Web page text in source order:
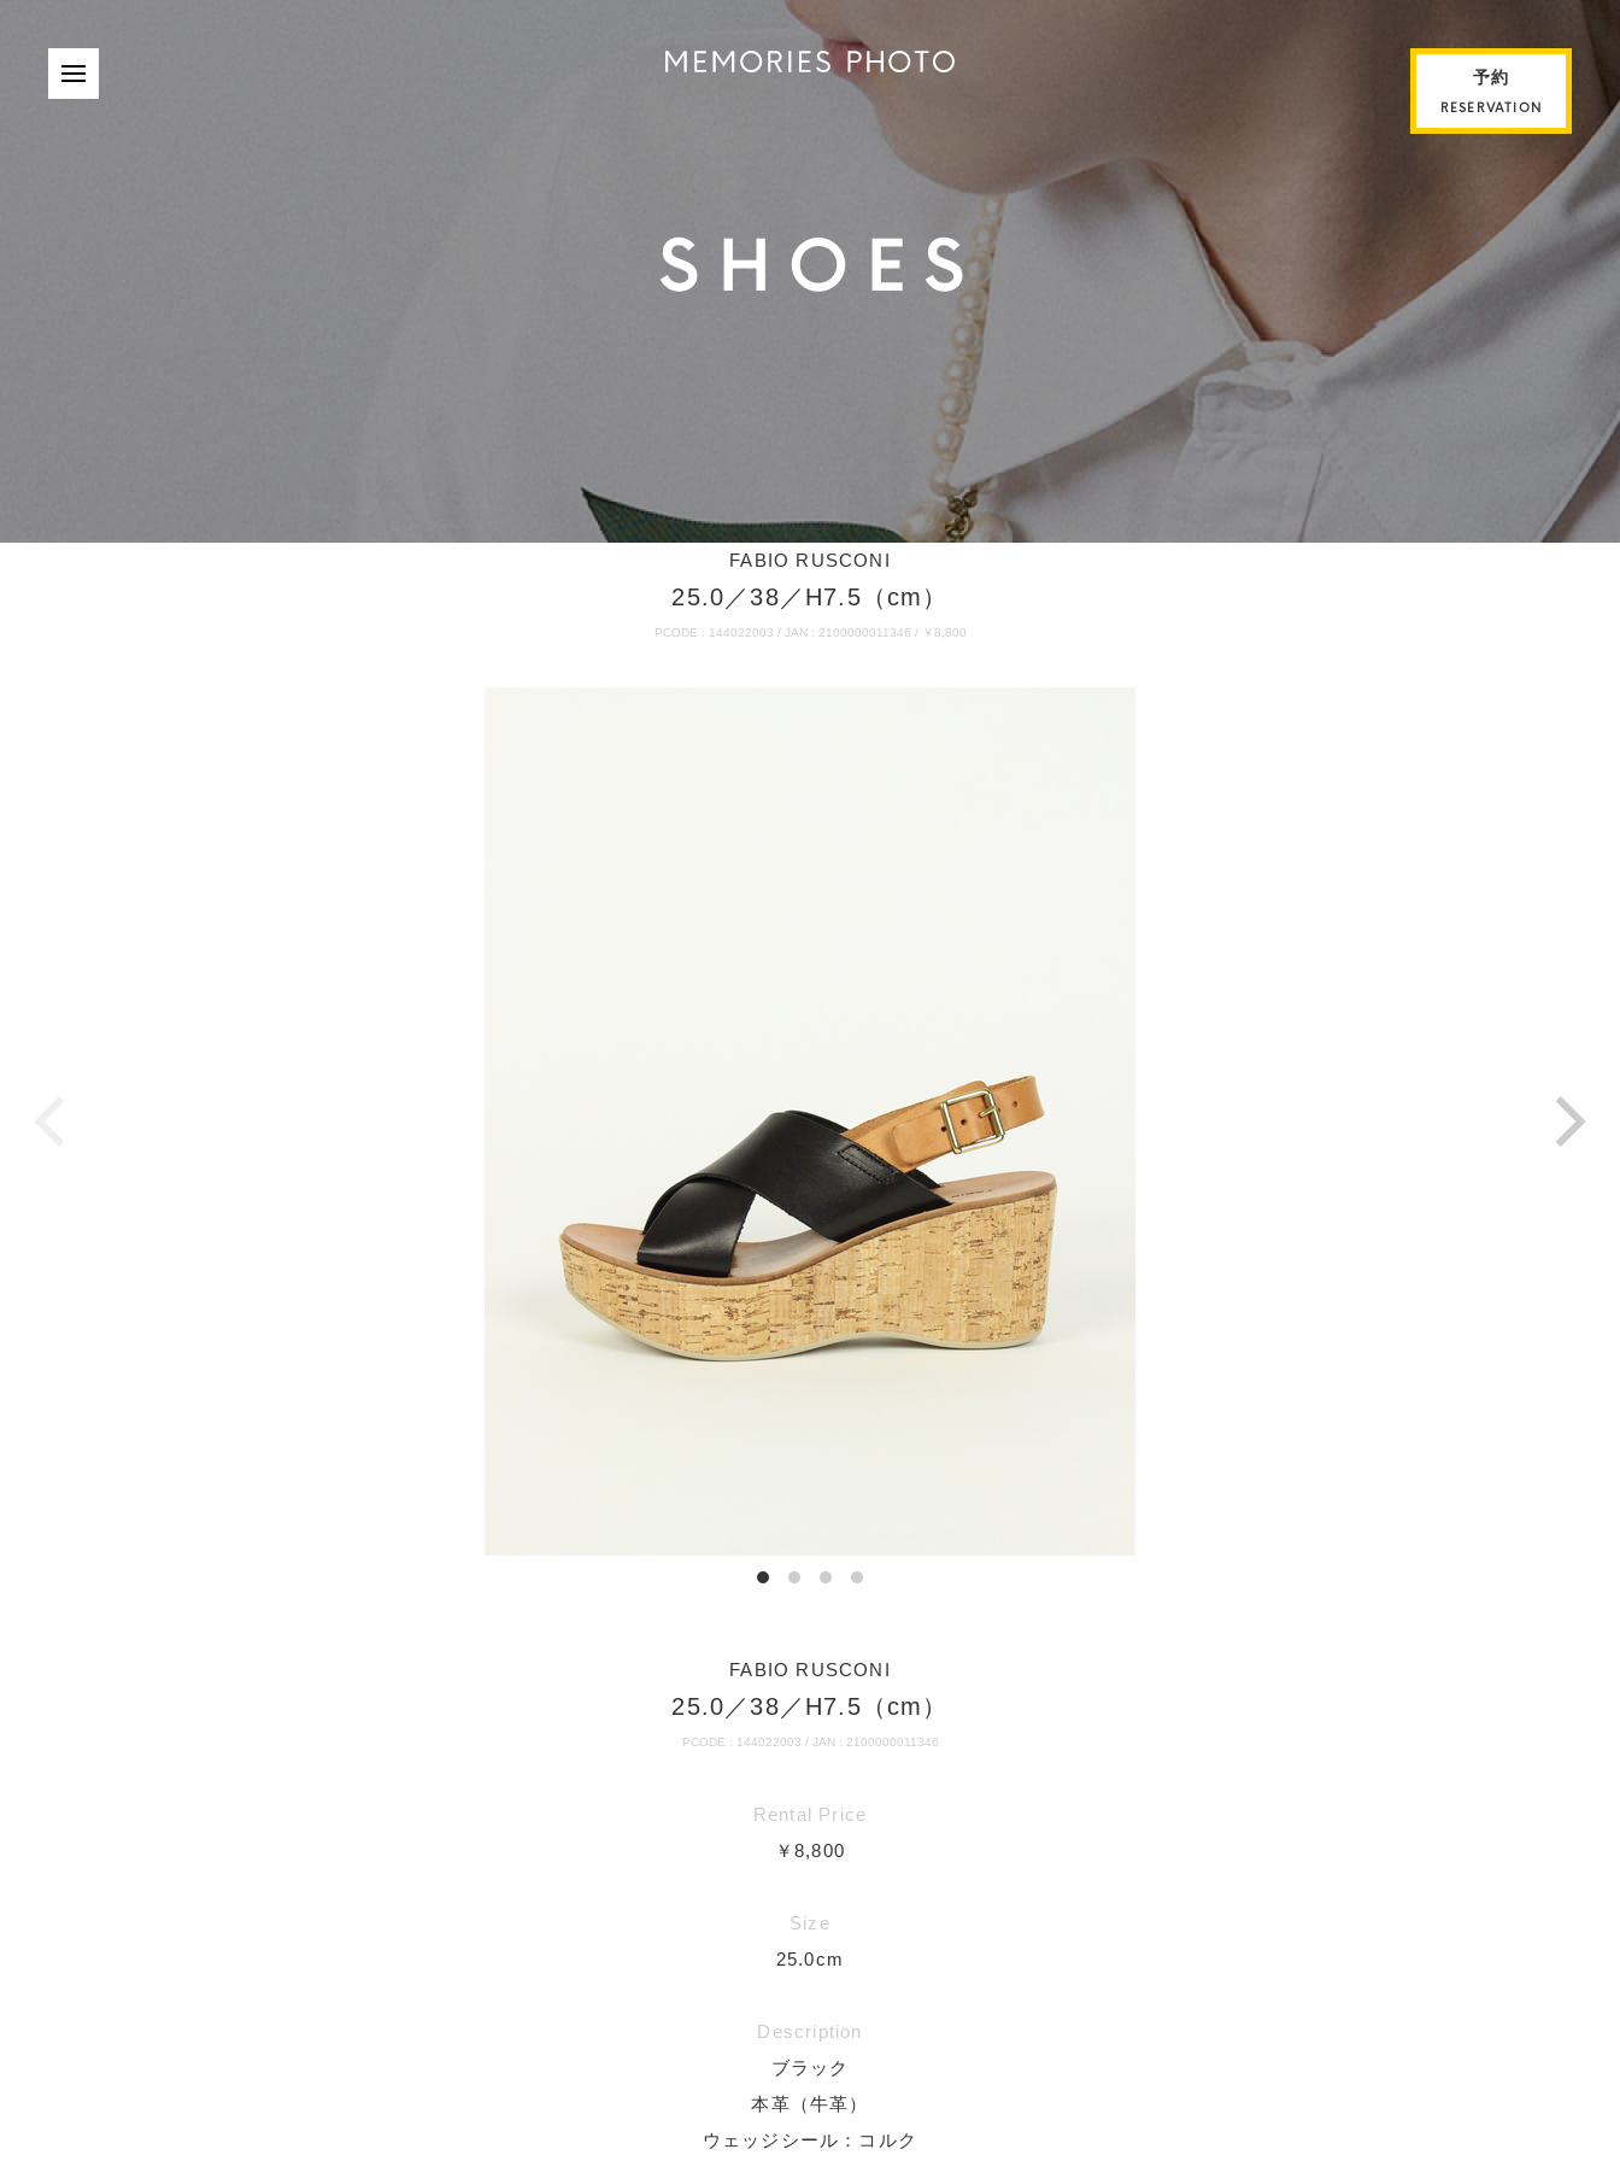
予約
RESERVATION
SHOES
FABIO RUSCONI
25.0／38／H7.5（cm）
PCODE : 144022003 / JAN : 2100000011346 / ￥8,800
FABIO RUSCONI
25.0／38／H7.5（cm）
PCODE : 144022003 / JAN : 2100000011346
Rental Price
￥8,800
Size
25.0cm
Description
ブラック
本革（牛革）
ウェッジシール：コルク